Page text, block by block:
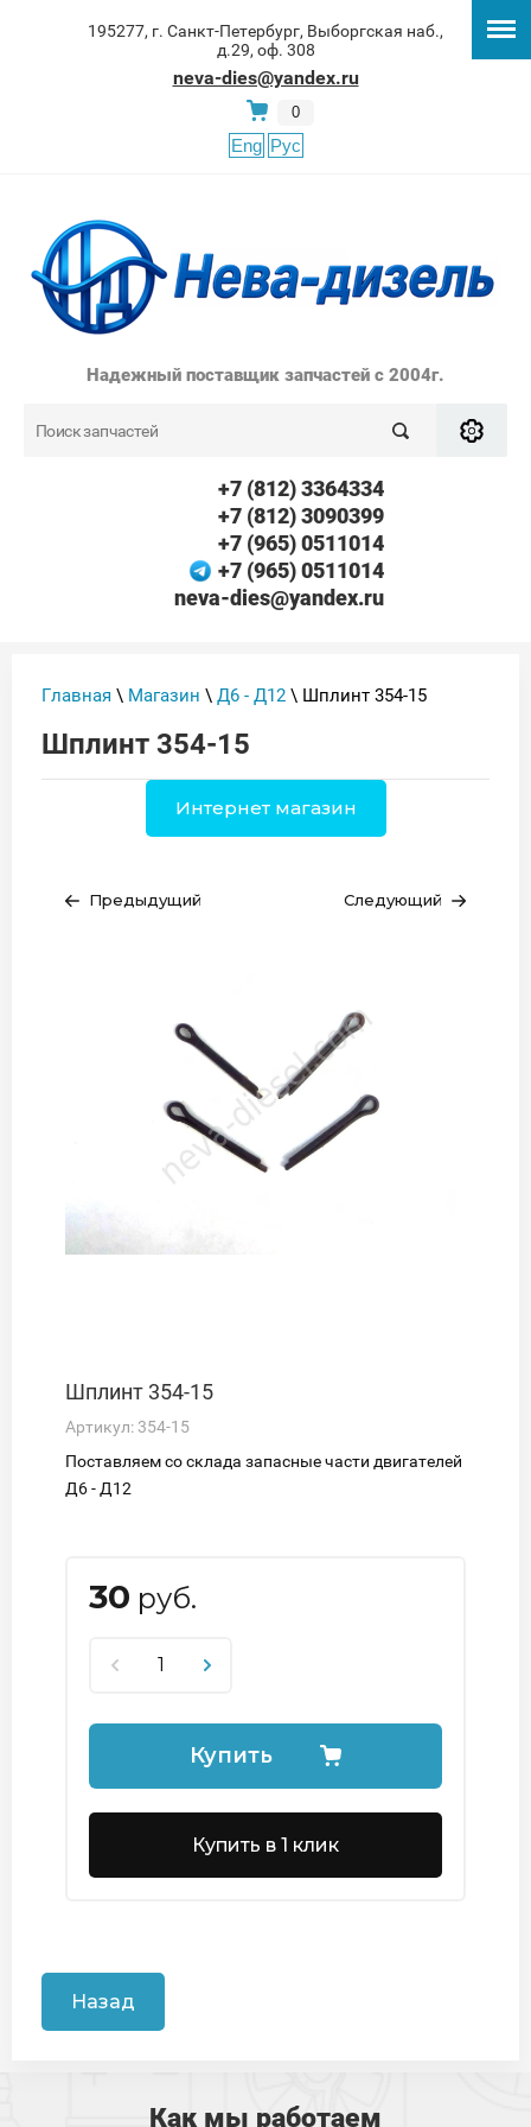
195277, г. Санкт-Петербург, Выборгская наб.,
д.29, оф. 308
neva-dies@yandex.ru
0
Eng Рус
Надежный поставщик запчастей с 2004г.
+7 (812) 3364334
+7 (812) 3090399
+7 (965) 0511014
+7 (965) 0511014
neva-dies@yandex.ru
Главная \ Магазин \ Д6 - Д12 \ Шплинт 354-15
Шплинт 354-15
Интернет магазин
Предыдущий Следующий
Шплинт 354-15
Артикул: 354-15
Поставляем со склада запасные части двигателей
Д6 - Д12
30 руб.
Купить
Купить в 1 клик
Назад
Как мы работаем